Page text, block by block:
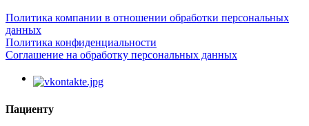
Политика компании в отношении обработки персональных
данных
Политика конфиденциальности
Соглашение на обработку персональных данных
Пациенту